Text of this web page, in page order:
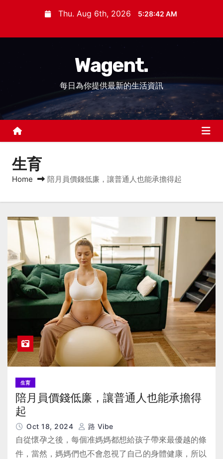
n
Thu. Aug 6th, 2026 5:28:42 AM
Wagent.
每日為你提供最新的生活資訊
生育
Home 陪月員價錢低廉，讓普通人也能承擔得起
生育
陪月員價錢低廉，讓普通人也能承擔得
起
Oct 18, 2024 路 Vibe
自從懷孕之後，每個准媽媽都想給孩子帶來最優越的條
件，當然，媽媽們也不會忽視了自己的身體健康，所以